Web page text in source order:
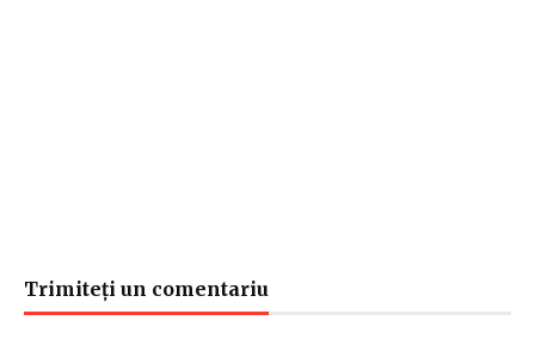
Trimiteți un comentariu